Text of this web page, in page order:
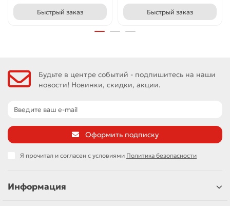
Быстрый заказ Быстрый заказ
Будьте в центре событий - подпишитесь на наши
новости! Новинки, скидки, акции.
Оформить подписку
Я прочитал и согласен с условиями Политика безопасности
Информация